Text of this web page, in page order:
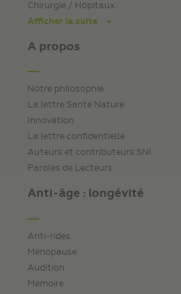
Chirurgie / Hôpitaux
Afficher la suite
A propos
Notre philosophie
La lettre Santé Nature
Innovation
La lettre confidentielle
Auteurs et contributeurs SNI
Paroles de Lecteurs
Anti-âge : longévité
Anti-rides
Ménopause
Audition
Mémoire